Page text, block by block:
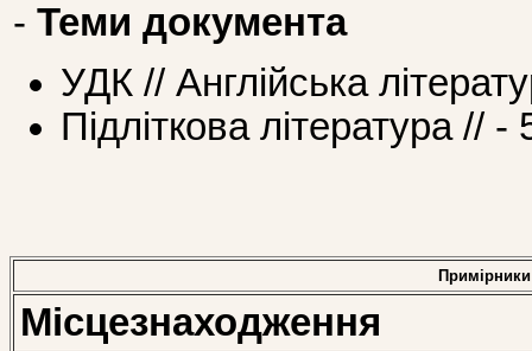
- Теми документа
УДК // Англійська
Підліткова література // -
Примірники
Місцезнаходження